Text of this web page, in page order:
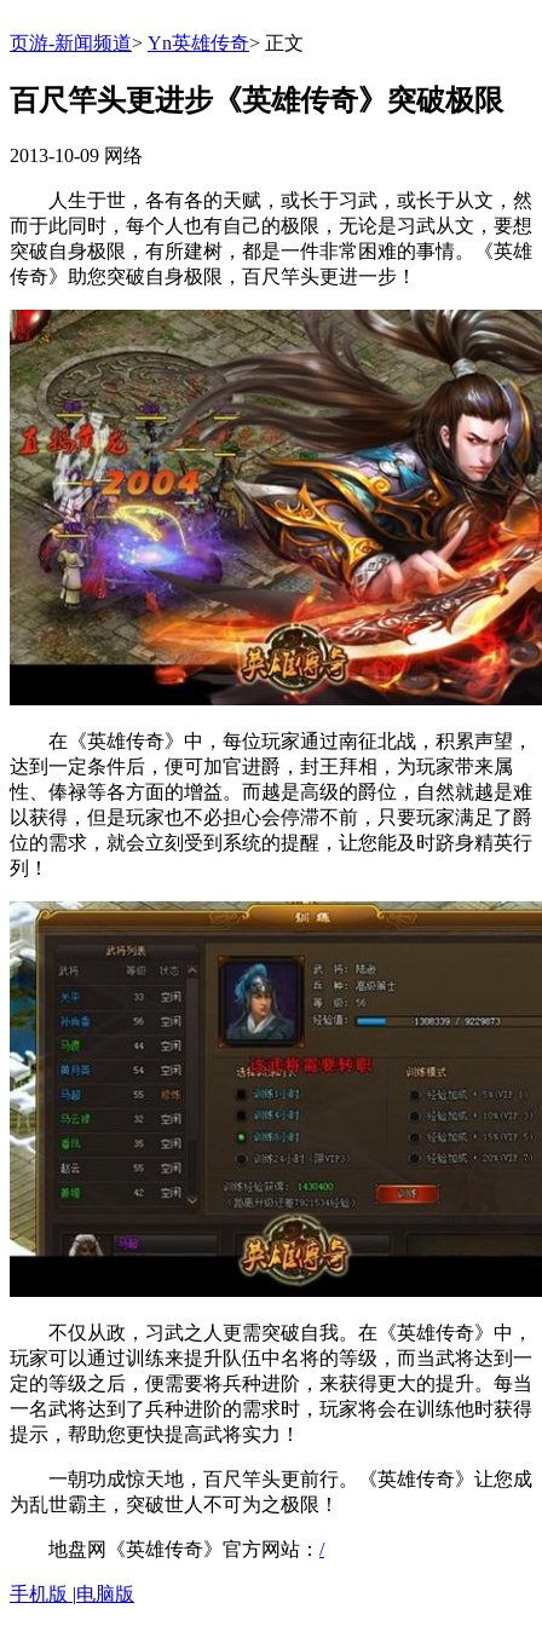
页游-新闻频道> Yn英雄传奇> 正文
百尺竿头更进步《英雄传奇》突破极限
2013-10-09 网络
人生于世，各有各的天赋，或长于习武，或长于从文，然
而于此同时，每个人也有自己的极限，无论是习武从文，要想
突破自身极限，有所建树，都是一件非常困难的事情。《英雄
传奇》助您突破自身极限，百尺竿头更进一步！
在《英雄传奇》中，每位玩家通过南征北战，积累声望，
达到一定条件后，便可加官进爵，封王拜相，为玩家带来属
性、俸禄等各方面的增益。而越是高级的爵位，自然就越是难
以获得，但是玩家也不必担心会停滞不前，只要玩家满足了爵
位的需求，就会立刻受到系统的提醒，让您能及时跻身精英行
列！
不仅从政，习武之人更需突破自我。在《英雄传奇》中，
玩家可以通过训练来提升队伍中名将的等级，而当武将达到一
定的等级之后，便需要将兵种进阶，来获得更大的提升。每当
一名武将达到了兵种进阶的需求时，玩家将会在训练他时获得
提示，帮助您更快提高武将实力！
一朝功成惊天地，百尺竿头更前行。《英雄传奇》让您成
为乱世霸主，突破世人不可为之极限！
地盘网《英雄传奇》官方网站： /
手机版 |电脑版